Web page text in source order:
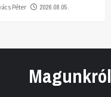
Péter 2026.08.05.
Magunkról